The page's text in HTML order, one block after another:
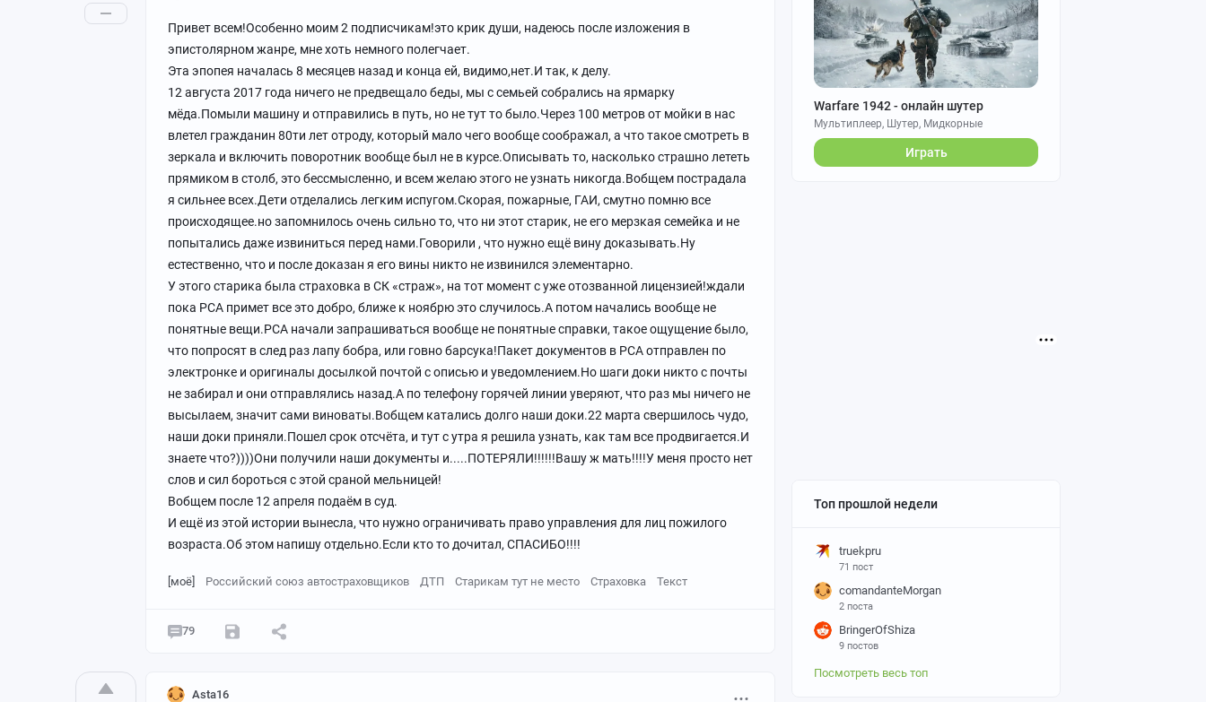
Warfare 1942 - онлайн шутер
Мультиплеер, Шутер, Мидкорные
Играть
Топ прошлой недели
truekpru
71 пост
comandanteMorgan
2 поста
BringerOfShiza
9 постов
Посмотреть весь топ
Ну опять таки это неспроста.Хоть там будет супер спец, но не та реакция, не то здоровье.Знаю
лично одного , которого на работе разбил инфаркт, из за постоянного стресса.И его отправили
таки домой, на заслуженный отдых.
Вот по моему мнению , взять и отвести своих мать/отца/деда туда куда им нужно, не так
сложно.Выделите лишние пару часов из своего плотного графика.
Да, соглашусь , что дураки не имеют возраста и пола.Но если мы сможем хоть какую то часть из
них отсеять, то это будет большой плюс
Понимаю, что описала иллюзорный мир, и ничего не изменится.Но очень бы хотелось!
Спасибо за внимание.
Привет всем!Особенно моим 2 подписчикам!это крик души, надеюсь после изложения в
эпистолярном жанре, мне хоть немного полегчает.
Эта эпопея началась 8 месяцев назад и конца ей, видимо,нет.И так, к делу.
12 августа 2017 года ничего не предвещало беды, мы с семьей собрались на ярмарку
мёда.Помыли машину и отправились в путь, но не тут то было.Через 100 метров от мойки в нас
влетел гражданин 80ти лет отроду, который мало чего вообще соображал, а что такое смотреть в
зеркала и включить поворотник вообще был не в курсе.Описывать то, насколько страшно лететь
прямиком в столб, это бессмысленно, и всем желаю этого не узнать никогда.Вобщем пострадала
я сильнее всех.Дети отделались легким испугом.Скорая, пожарные, ГАИ, смутно помню все
происходящее.но запомнилось очень сильно то, что ни этот старик, не его мерзкая семейка и не
попытались даже извиниться перед нами.Говорили , что нужно ещё вину доказывать.Ну
естественно, что и после доказан я его вины никто не извинился элементарно.
У этого старика была страховка в СК «страж», на тот момент с уже отозванной лицензией!ждали
пока РСА примет все это добро, ближе к ноябрю это случилось.А потом начались вообще не
понятные вещи.РСА начали запрашиваться вообще не понятные справки, такое ощущение было,
что попросят в след раз лапу бобра, или говно барсука!Пакет документов в РСА отправлен по
электронке и оригиналы досылкой почтой с описью и уведомлением.Но шаги доки никто с почты
не забирал и они отправлялись назад.А по телефону горячей линии уверяют, что раз мы ничего не
высылаем, значит сами виноваты.Вобщем катались долго наши доки.22 марта свершилось чудо,
наши доки приняли.Пошел срок отсчёта, и тут с утра я решила узнать, как там все продвигается.И
знаете что?))))Они получили наши документы и.....ПОТЕРЯЛИ!!!!!!Вашу ж мать!!!!У меня просто нет
слов и сил бороться с этой сраной мельницей!
Вобщем после 12 апреля подаём в суд.
И ещё из этой истории вынесла, что нужно ограничивать право управления для лиц пожилого
возраста.Об этом напишу отдельно.Если кто то дочитал, СПАСИБО!!!!
[моё] Российский союз автостраховщиков ДТП Старикам тут не место Страховка Текст
79
Asta16